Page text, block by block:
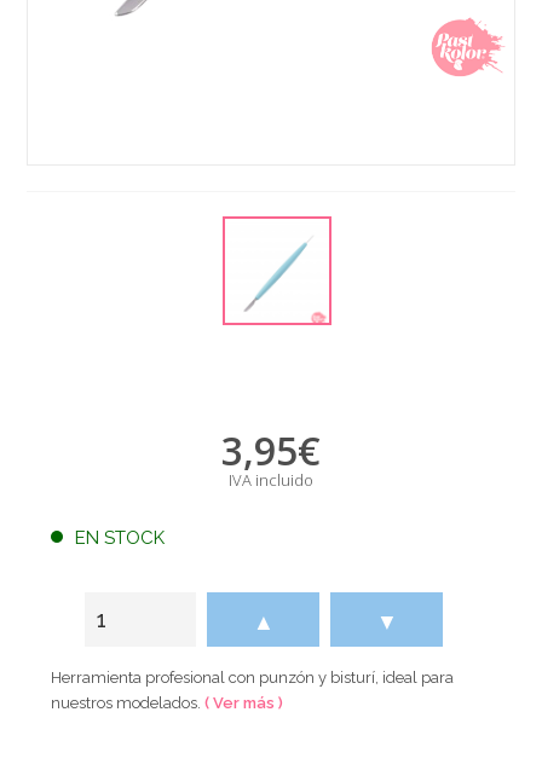
3,95€
IVA incluido
EN STOCK
▲ ▼
Herramienta profesional con punzón y bisturí, ideal para
nuestros modelados.( Ver más )